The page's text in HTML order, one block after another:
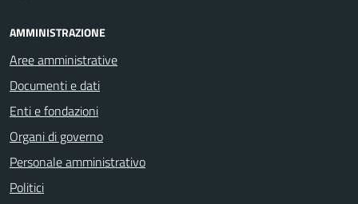
AMMINISTRAZIONE
Aree amministrative
Documenti e dati
Enti e fondazioni
Organi di governo
Personale amministrativo
Politici